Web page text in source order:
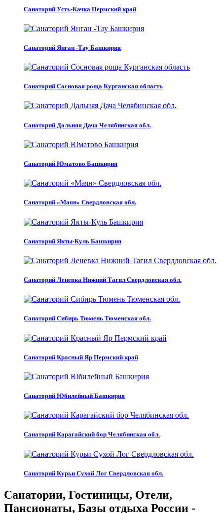
Санаторий Усть-Качка Пермский край
Санаторий Янган -Тау Башкирия
Санаторий Сосновая роща Курганская область
Санаторий Дальняя Дача Челябинская обл.
Санаторий Юматово Башкирия
Санаторий «Маян» Свердловская обл.
Санаторий Якты-Куль Башкирия
Санаторий Леневка Нижний Тагил Свердловская обл.
Санаторий Сибирь Тюмень Тюменская обл.
Санаторий Красный Яр Пермский край
Санаторий Юбилейный Башкирия
Санаторий Карагайский бор Челябинская обл.
Санаторий Курьи Сухой Лог Свердловская обл.
Санатории, Гостиницы, Отели,
Пансионаты, Базы отдыха России -